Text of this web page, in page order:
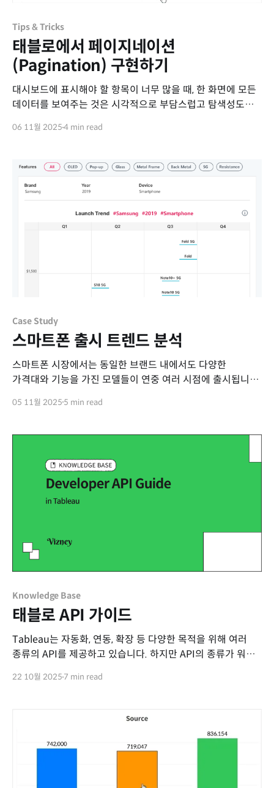
Tips & Tricks
태블로에서 페이지네이션
(Pagination) 구현하기
대시보드에 표시해야 할 항목이 너무 많을 때, 한 화면에 모든
데이터를 보여주는 것은 시각적으로 부담스럽고 탐색성도
적용하면 데이터를 여러 화면으로 나누어 보다 깔끔하게
페이지네이션을 구현하여 대시보드의 가독성을 높이는
1. Superstore 데이터의
06 11월 20254 min read
Case Study
스마트폰 출시 트렌드 분석
스마트폰 시장에서는 동일한 브랜드 내에서도 다양한
가격대와 기능을 가진 모델들이 연중 여러 시점에 출시됩니다.
가격대에는 일정한 패턴이 존재합니다. 이번 대시보드의
것이었습니다. Requirements * 각 브랜드가 한 해 동안 어떤
05 11월 2025 5 min read
Knowledge Base
태블로 API 가이드
Tableau는 자동화, 연동, 확장 등 다양한 목적을 위해 여러
종류의 API를 제공하고 있습니다. 하지만 API의 종류가 워낙
입장에서는 어떤 API를 사용해야 할지 판단하기 어렵습니다.
소개하고, 각 API가 제공하는 기능과 실제 사용 사례를 함께
22 10월 2025 7 min read